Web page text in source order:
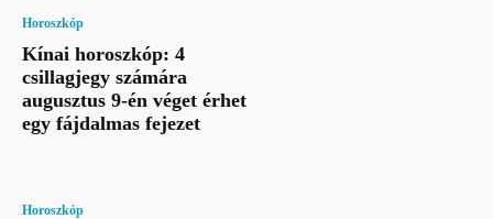
Horoszkóp
Kínai horoszkóp: 4
csillagjegy számára
augusztus 9-én véget érhet
egy fájdalmas fejezet
Horoszkóp